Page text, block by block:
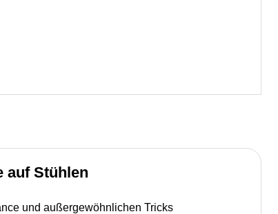
auf Stühlen
und außergewöhnlichen Tricks